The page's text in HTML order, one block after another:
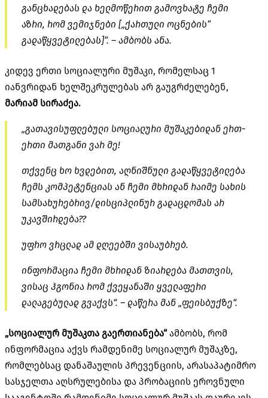
განცხადებას და ხელმოწერით გამოვხატე ჩემი
აზრი, რომ ვემიჯნები [„ქართული ოცნების”
გადაწყვეტილებას]”. – ამბობს ანა.
კიდევ ერთი სოციალური მუშაკი, რომელსაც 1
იანვრიდან ხელშეკრულებას არ გაუგრძელებენ,
მარიამ სირაძეა.
„გათავისუფლებული სოციალური მუშაკებიდან ერთ-
ერთი მათგანი ვარ მე!
თქვენც ხო ხვდებით, აღნიშნული გადაწყვეტილება
ჩემს კომპეტენციას ან ჩემი მხრიდან რაიმე სახის
სამსახურებრივ/დისციპლინურ გადაცდომას არ
უკავშირდება??
უფრო ვრცლად ამ დღეებში ვისაუბრებ.
ინფორმაცია ჩემი მხრიდან ზიარდება მათთვის,
ვისაც ჰგონია რომ ქვეყანაში ყველაფერი
დალაგებულად გვაქვს“. – დაწერა მან „ფეისბუქზე“.
„სოციალურ მუშაკთა გაერთიანება“ამბობს, რომ
ინფორმაცია აქვს რამდენიმე სოციალურ მუშაკზე,
რომლებსაც დანაშაულის პრევენციის, არასაპატიმრო
სასჯელთა აღსრულებისა და პრობაციის ეროვნული